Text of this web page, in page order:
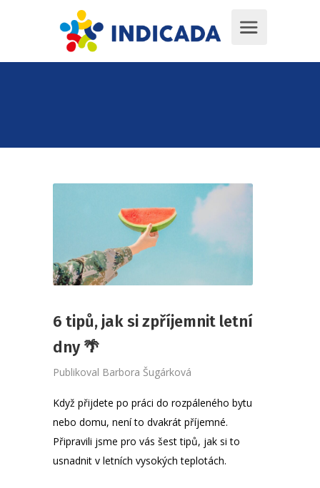
6 tipů, jak si zpříjemnit letní
dny 🌴
Publikoval Barbora Šugárková
Když přijdete po práci do rozpáleného bytu
nebo domu, není to dvakrát příjemné.
Připravili jsme pro vás šest tipů, jak si to
usnadnit v letních vysokých teplotách.